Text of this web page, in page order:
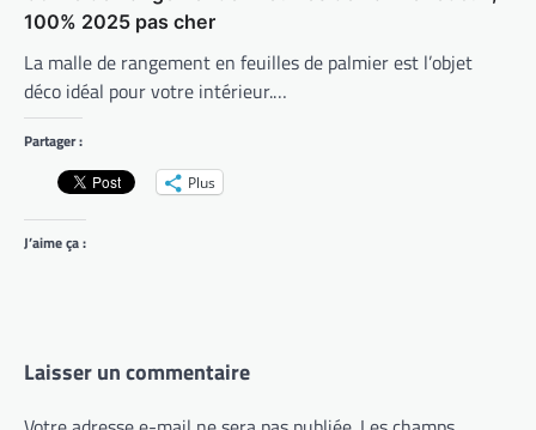
100% 2025 pas cher
La malle de rangement en feuilles de palmier est l’objet
déco idéal pour votre intérieur.…
Partager :
Plus
J’aime ça :
Laisser un commentaire